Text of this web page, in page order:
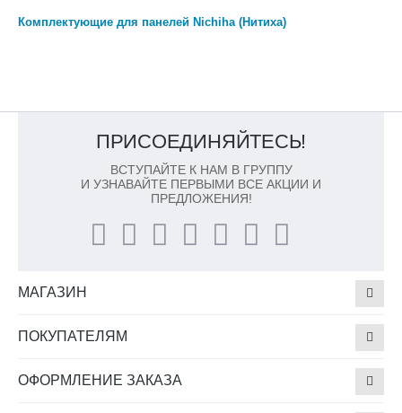
Комплектующие для панелей Nichiha (Нитиха)
ПРИСОЕДИНЯЙТЕСЬ!
ВСТУПАЙТЕ К НАМ В ГРУППУ
И УЗНАВАЙТЕ ПЕРВЫМИ ВСЕ АКЦИИ И
ПРЕДЛОЖЕНИЯ!
МАГАЗИН
ПОКУПАТЕЛЯМ
ОФОРМЛЕНИЕ ЗАКАЗА